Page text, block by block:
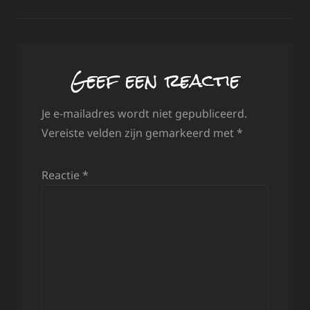
Geef een reactie
Je e-mailadres wordt niet gepubliceerd.
Vereiste velden zijn gemarkeerd met *
Reactie *